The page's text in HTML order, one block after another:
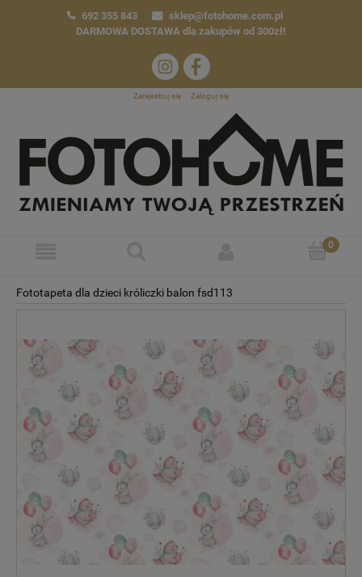
692 355 843
sklep@fotohome.com.pl
DARMOWA DOSTAWA dla zakupów od 300zł!
Zarejestruj się Zaloguj się
Fototapeta dla dzieci króliczki balon fsd113